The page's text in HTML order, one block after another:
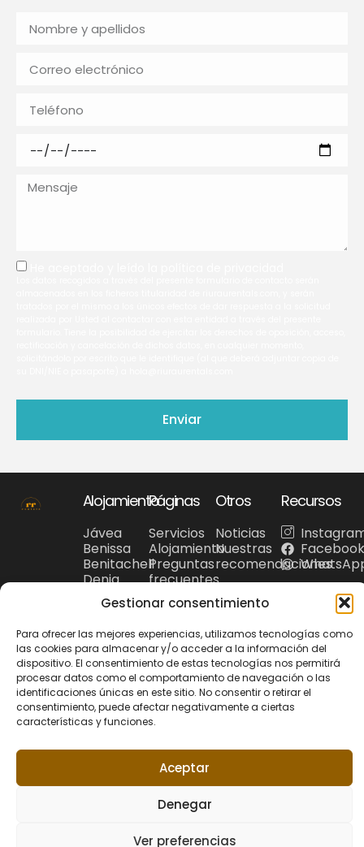
Gestionar consentimiento
Para ofrecer las mejores experiencias, utilizamos tecnologías como
las cookies para almacenar y/o acceder a la información del
dispositivo. El consentimiento de estas tecnologías nos permitirá
procesar datos como el comportamiento de navegación o las
identificaciones únicas en este sitio. No consentir o retirar el
consentimiento, puede afectar negativamente a ciertas
características y funciones.
Aceptar
Denegar
Ver preferencias
Enviar
Alojamiento
Jávea
Benissa
Benitachell
Denia
Costa
Blanca
Páginas
Servicios
Alojamiento
Preguntas
frecuentes
Otros
Noticias
Nuestras
recomendaciones
Recursos
© 2026 Riu Rau
Rentals. Todos los
Xufa Estudio
Política de privacidad
Política de CookiesAviso Legal
+34 679 95 00 12